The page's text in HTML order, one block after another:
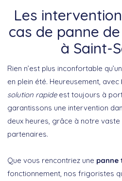
Les
cas de panne
à Saint-
Rien n’est plus inconfortable
en plein été. Heureusement, avec
solution rapideest toujours à
garantissons une intervention
deux heures, grâce à notre vaste
partenaires.
Que vous rencontriez une panne
fonctionnement, nos frigoristes